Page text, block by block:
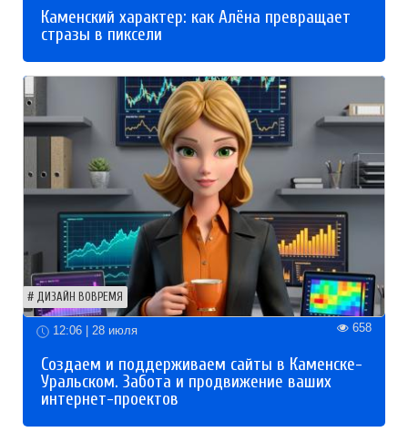
Каменский характер: как Алёна превращает
стразы в пиксели
ДИЗАЙН ВОВРЕМЯ
12:06 | 28 июля 658
Создаем и поддерживаем сайты в Каменске-
Уральском. Забота и продвижение ваших
интернет-проектов